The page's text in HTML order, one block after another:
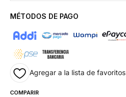
MÉTODOS DE PAGO
Agregar a la lista de favoritos
COMPARIR